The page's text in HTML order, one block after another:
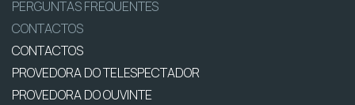
PERGUNTAS FREQUENTES
CONTACTOS
CONTACTOS
PROVEDORA DO TELESPECTADOR
PROVEDORA DO OUVINTE